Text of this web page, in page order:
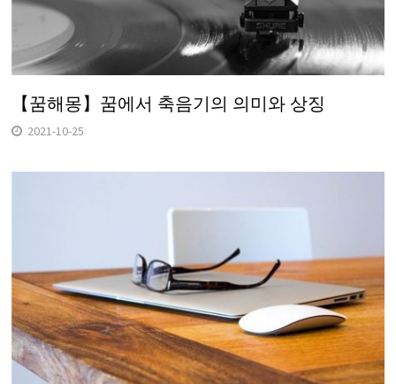
【꿈해몽】꿈에서 축음기의 의미와 상징
2021-10-25